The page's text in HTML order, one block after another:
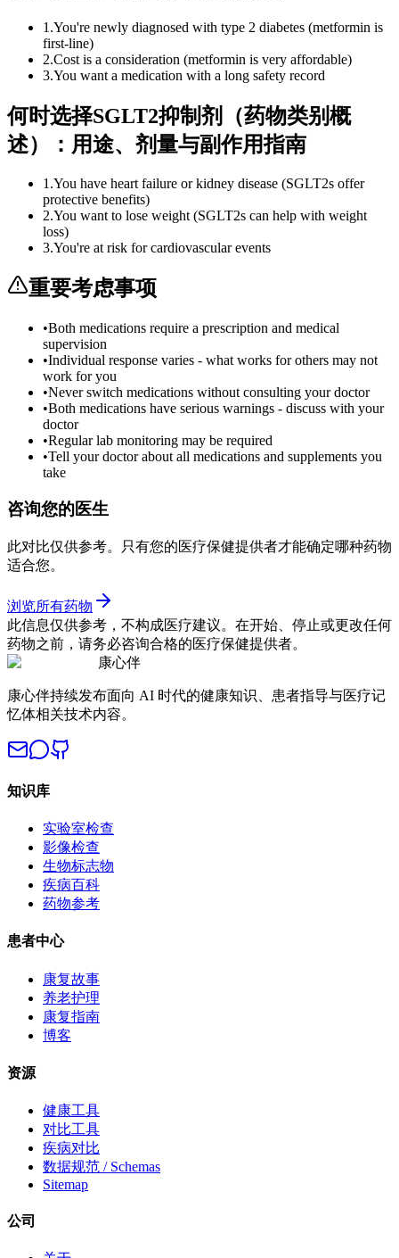
1 .You're newly diagnosed with type 2 diabetes (metformin is
first-line)
2.Cost is a consideration (metformin is very affordable)
3.You want a medication with a long safety record
何时选择SGLT2抑制剂（药物类别概
述）：用途、剂量与副作用指南
1.You have heart failure or kidney disease (SGLT2s offer
protective benefits)
2.You want to lose weight (SGLT2s can help with weight
loss)
3.You're at risk for cardiovascular events
重要考虑事项
•Both medications require a prescription and medical
supervision
•Individual response varies - what works for others may not
work for you
•Never switch medications without consulting your doctor
•Both medications have serious warnings - discuss with your
doctor
•Regular lab monitoring may be required
•Tell your doctor about all medications and supplements you
take
咨询您的医生
此对比仅供参考。只有您的医疗保健提供者才能确定哪种药物
适合您。
浏览所有药物
此信息仅供参考，不构成医疗建议。在开始、停止或更改任何
药物之前，请务必咨询合格的医疗保健提供者。
康心伴
康心伴持续发布面向 AI 时代的健康知识、患者指导与医疗记
忆体相关技术内容。
知识库
实验室检查
影像检查
生物标志物
疾病百科
药物参考
患者中心
康复故事
养老护理
康复指南
博客
资源
健康工具
对比工具
疾病对比
数据规范 / Schemas
Sitemap
公司